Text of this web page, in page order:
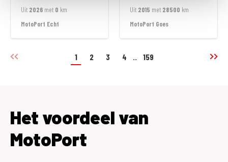
Uit 2026 met 0 km
MotoPort Echt
Uit 2015 met 28500 km
MotoPort Goes
1 2 3 4 .. 159
Het voordeel van
MotoPort